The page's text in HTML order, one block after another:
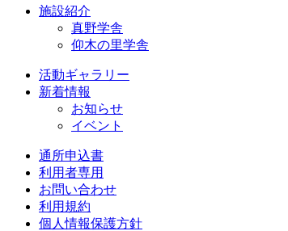
施設紹介
真野学舎
仰木の里学舎
活動ギャラリー
新着情報
お知らせ
イベント
通所申込書
利用者専用
お問い合わせ
利用規約
個人情報保護方針